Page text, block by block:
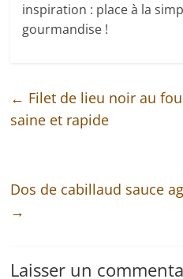
inspiration : place à la
gourmandise !
← Filet de lieu noir au
saine et rapide
Dos de cabillaud sauce
→
Laisser un